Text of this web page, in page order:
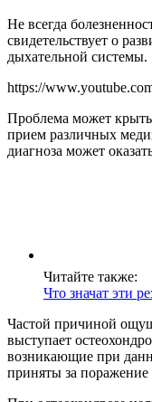
Не всегда
свидетельствует о
дыхательной системы.
https://
Проблема может
прием различных
диагноза может
Читайте также:
Что значат эти
Частой причиной
выступает
возникающие при
приняты за поражение